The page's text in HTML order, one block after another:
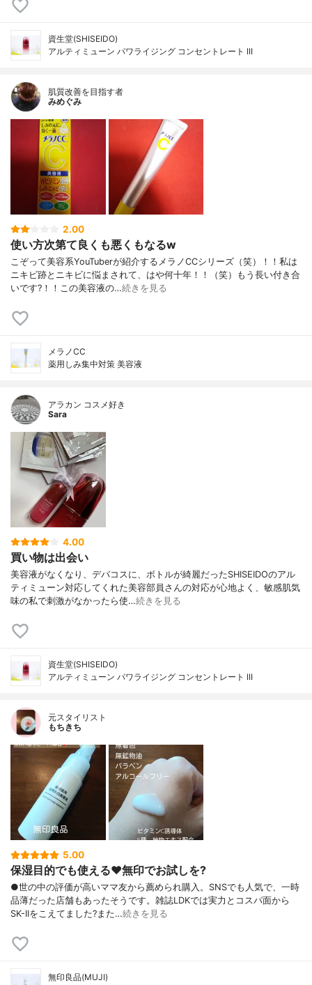
資生堂(SHISEIDO)
アルティミューン パワライジング コンセントレート III
肌質改善を目指す者
みめぐみ
2.00
使い方次第て良くも悪くもなるw
こぞって美容系YouTuberが紹介するメラノCCシリーズ（笑）！！私は
ニキビ跡とニキビに悩まされて、はや何十年！！（笑）もう長い付き合
いです?！！この美容液の…続きを見る
メラノCC
薬用しみ集中対策 美容液
アラカン コスメ好き
Sara
4.00
買い物は出会い
美容液がなくなり、デバコスに、ボトルが綺麗だったSHISEIDOのアル
ティミューン対応してくれた美容部員さんの対応が心地よく、敏感肌気
味の私で刺激がなかったら使…続きを見る
資生堂(SHISEIDO)
アルティミューン パワライジング コンセントレート III
元スタイリスト
もちきち
5.00
保湿目的でも使える♥️無印でお試しを?
●世の中の評価が高いママ友から薦められ購入。SNSでも人気で、一時
品薄だった店舗もあったそうです。雑誌LDKでは実力とコスパ面から
SK-IIをこえてました?また…続きを見る
無印良品(MUJI)